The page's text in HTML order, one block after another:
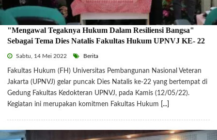
"Mengawal Tegaknya Hukum Dalam Resiliensi Bangsa"
Sebagai Tema Dies Natalis Fakultas Hukum UPNVJ KE- 22
Sabtu, 14 Mei 2022 Berita
Fakultas Hukum (FH) Universitas Pembangunan Nasional Veteran
Jakarta (UPNVJ) gelar puncak Dies Natalis ke-22 yang bertempat di
Gedung Fakultas Kedokteran UPNVJ, pada Kamis (12/05/22).
Kegiatan ini merupakan komitmen Fakultas Hukum
[...]